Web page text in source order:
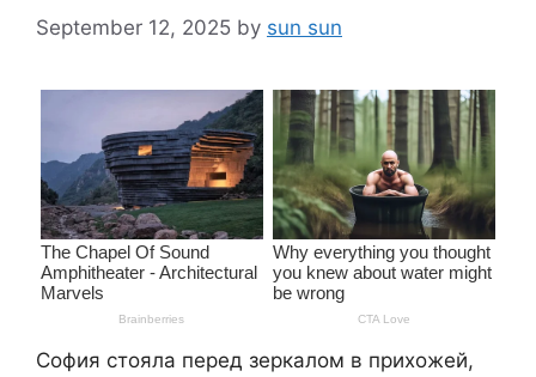
September 12, 2025 by sun sun
София стояла перед зеркалом в прихожей,